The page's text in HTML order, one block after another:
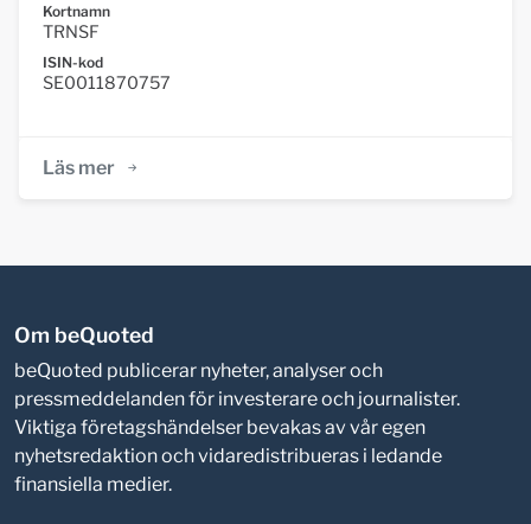
Kortnamn
TRNSF
ISIN-kod
SE0011870757
Läs mer
Om beQuoted
beQuoted publicerar nyheter, analyser och
pressmeddelanden för investerare och journalister.
Viktiga företagshändelser bevakas av vår egen
nyhetsredaktion och vidaredistribueras i ledande
finansiella medier.